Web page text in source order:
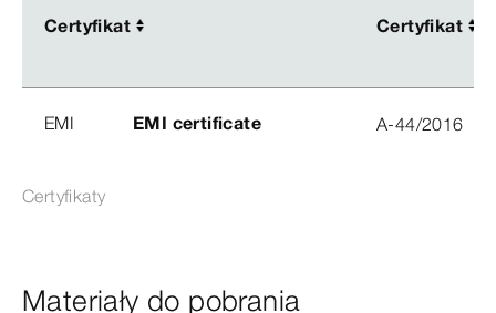
Certyfikat Certyfikat
Certyfikat Certyfikat
EMI EMI certificate A-44/2016
Certyfikaty
Materiały do pobrania